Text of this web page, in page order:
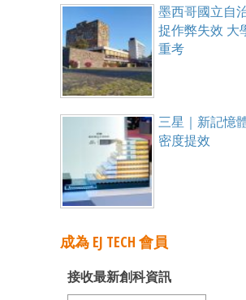
墨西哥國立自
捉作弊失效 大
重考
三星｜新記憶
密度提效
成為 EJ TECH 會員
接收最新創科資訊